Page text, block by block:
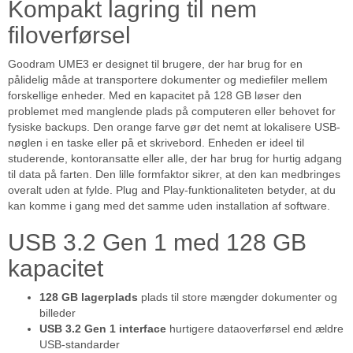
Kompakt lagring til nem
filoverførsel
Goodram UME3 er designet til brugere, der har brug for en
pålidelig måde at transportere dokumenter og mediefiler mellem
forskellige enheder. Med en kapacitet på 128 GB løser den
problemet med manglende plads på computeren eller behovet for
fysiske backups. Den orange farve gør det nemt at lokalisere USB-
nøglen i en taske eller på et skrivebord. Enheden er ideel til
studerende, kontoransatte eller alle, der har brug for hurtig adgang
til data på farten. Den lille formfaktor sikrer, at den kan medbringes
overalt uden at fylde. Plug and Play-funktionaliteten betyder, at du
kan komme i gang med det samme uden installation af software.
USB 3.2 Gen 1 med 128 GB
kapacitet
128 GB lagerplads plads til store mængder dokumenter og
billeder
USB 3.2 Gen 1 interface hurtigere dataoverførsel end ældre
USB-standarder